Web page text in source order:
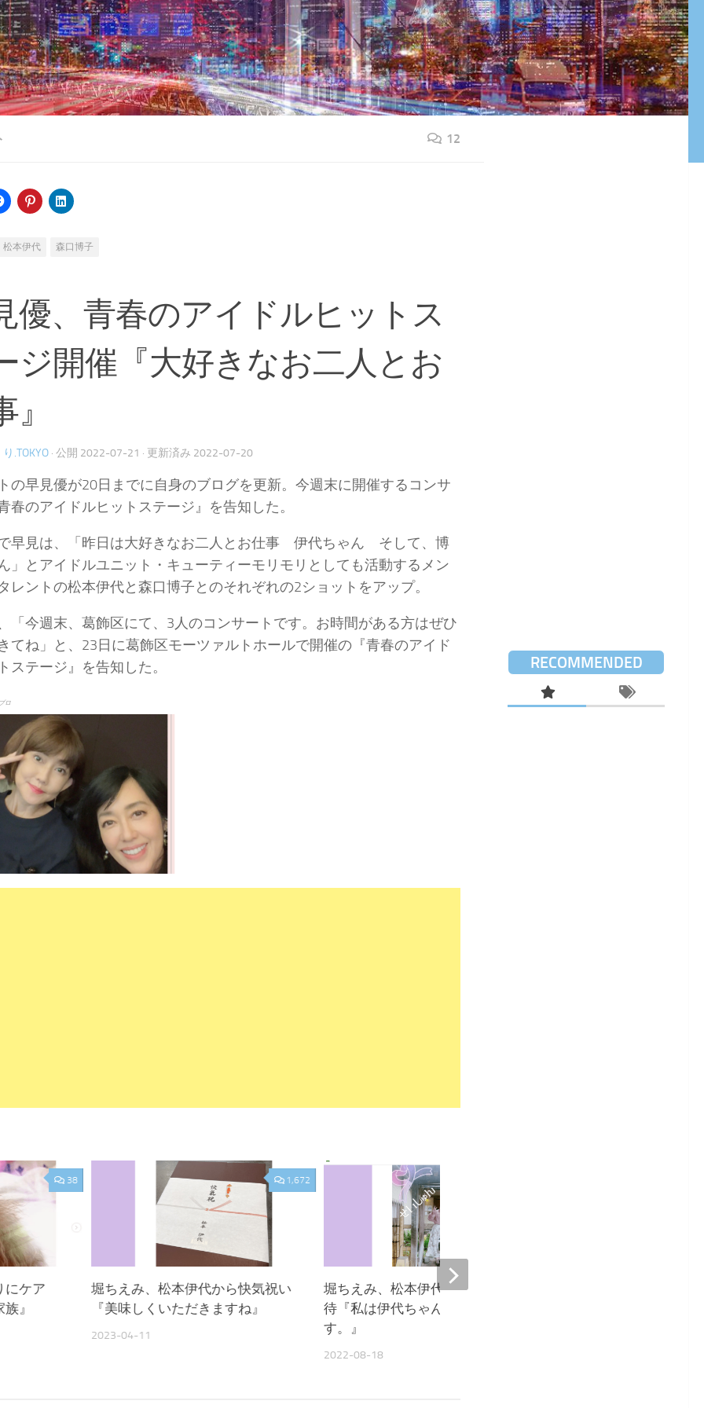
12
松本伊代 森口博子
優、青春のアイドルヒットス
ジ開催『大好きなお二人とお
.TOKYO · 公開 2022-07-21 · 更新済み 2022-07-20
の早見優が20日までに自身のブログを更新。今週末に開催するコンサ
春のアイドルヒットステージ』を告知した。
早見は、「昨日は大好きなお二人とお仕事 伊代ちゃん そして、博
」とアイドルユニット・キューティーモリモリとしても活動するメン
レントの松本伊代と森口博子とのそれぞれの2ショットをアップ。
「今週末、葛飾区にて、3人のコンサートです。お時間がある方はぜひ
てね」と、23日に葛飾区モーツァルトホールで開催の『青春のアイド
ステージ』を告知した。
ロ
1,672
堀ちえみ、松本伊代から快気祝い
『美味しくいただきますね』
2023-04-11
堀ちえみ、松本伊代をランチに招
待『私は伊代ちゃんが大好きで
す。』
2022-08-18
38
にケア
』
RECOMMENDED